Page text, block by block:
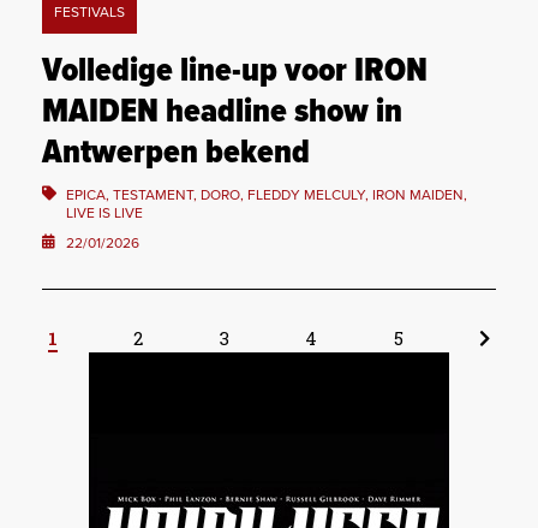
FESTIVALS
Volledige line-up voor IRON
MAIDEN headline show in
Antwerpen bekend
EPICA, TESTAMENT, DORO, FLEDDY MELCULY, IRON MAIDEN,
LIVE IS LIVE
22/01/2026
1 2 3 4 5